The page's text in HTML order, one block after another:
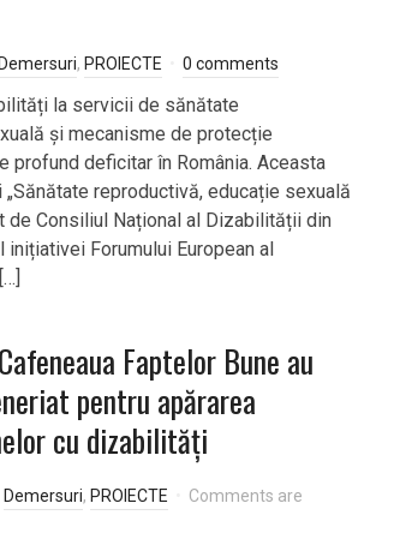
Demersuri, PROIECTE 0 comments
la servicii de sănătate
și mecanisme de protecție
profund deficitar în România. Aceasta
reproductivă, educație sexuală
de Consiliul Național al Dizabilității din
inițiativei Forumului European al
Faptelor Bune au
pentru apărarea
cu dizabilități
Demersuri, PROIECTE
Comments are